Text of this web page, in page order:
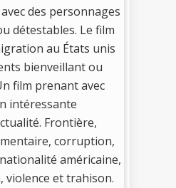
des personnages
détestables. Le film
au États unis
bienveillant ou
film prenant avec
intéressante
Frontière,
corruption,
américaine,
et trahison.